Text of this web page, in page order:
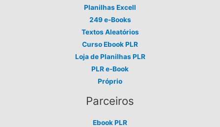
Planilhas Excell
249 e-Books
Textos Aleatórios
Curso Ebook PLR
Loja de Planilhas PLR
PLR e-Book
Próprio
Parceiros
Ebook PLR